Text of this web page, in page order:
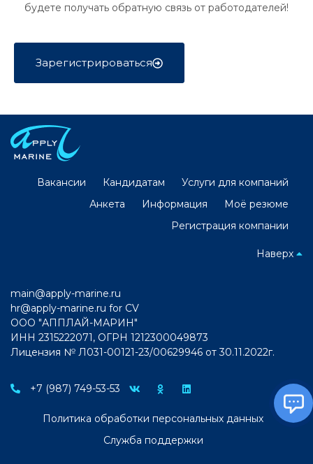
будете получать обратную связь от работодателей!
Зарегистрироваться
Вакансии Кандидатам
Услуги для компаний
Анкета
Информация
Моё резюме
Регистрация компании
Наверх
main@apply-marine.ru
hr@apply-marine.ru for CV
ООО "АППЛАЙ-МАРИН"
ИНН 2315222071, ОГРН 1212300049873
Лицензия № Л031-00121-23/00629946 от 30.11.2022г.
+7 (987) 749-53-53
Политика обработки персональных данных
Служба поддержки